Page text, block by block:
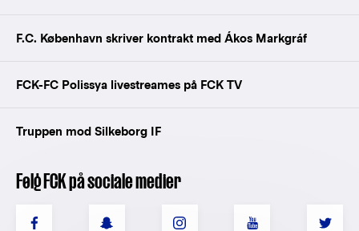
F.C. København skriver kontrakt med Ákos Markgráf
FCK-FC Polissya livestreames på FCK TV
Truppen mod Silkeborg IF
Følg FCK på sociale medier